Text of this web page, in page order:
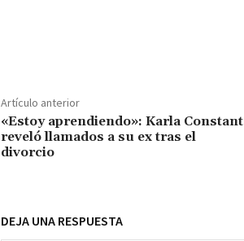
Artículo anterior
«Estoy aprendiendo»: Karla Constant
reveló llamados a su ex tras el
divorcio
DEJA UNA RESPUESTA